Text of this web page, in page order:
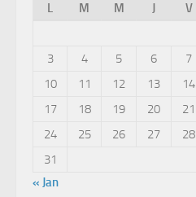
L
M M J V
3
4 5 6 7
10
11 12 13 14
17
18 19 20 21
24
25 26 27 28
31
« Jan